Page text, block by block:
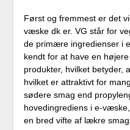
Først og fremmest er det
væske dk er. VG står for
de primære ingredienser i
kendt for at have en
produkter, hvilket betyder,
hvilket er attraktivt for
sødere smag end
hovedingrediens i e-
en bred vifte af lækre